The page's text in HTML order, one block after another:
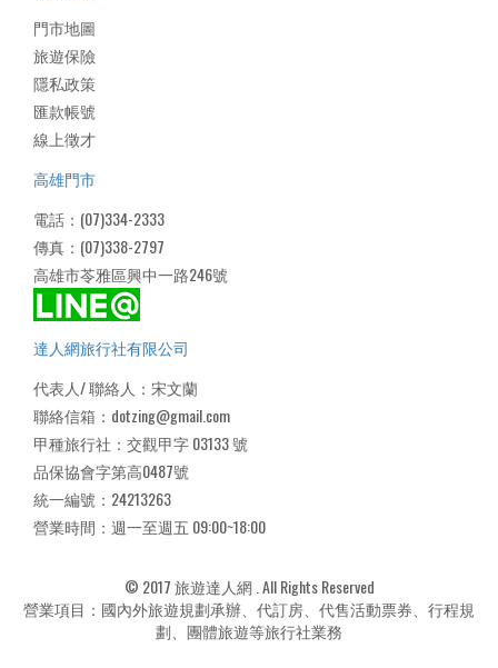
門市地圖
旅遊保險
隱私政策
匯款帳號
線上徵才
高雄門市
電話：(07)334-2333
傳真：(07)338-2797
高雄市苓雅區興中一路246號
達人網旅行社有限公司
代表人/ 聯絡人：宋文蘭
聯絡信箱：dotzing@gmail.com
甲種旅行社：交觀甲字 03133 號
品保協會字第高0487號
統一編號：24213263
營業時間：週一至週五 09:00~18:00
© 2017 旅遊達人網 . All Rights Reserved
營業項目：國內外旅遊規劃承辦、代訂房、代售活動票券、行程規
劃、團體旅遊等旅行社業務